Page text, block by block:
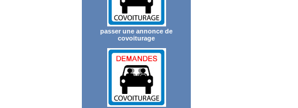
passer une annonce de
covoiturage